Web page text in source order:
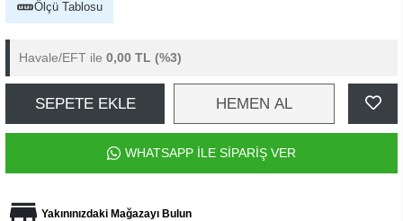
Ölçü Tablosu
Havale/EFT ile 0,00 TL (%3)
SEPETE EKLE HEMEN AL
WHATSAPP İLE SİPARİŞ VER
Yakınınızdaki Mağazayı Bulun